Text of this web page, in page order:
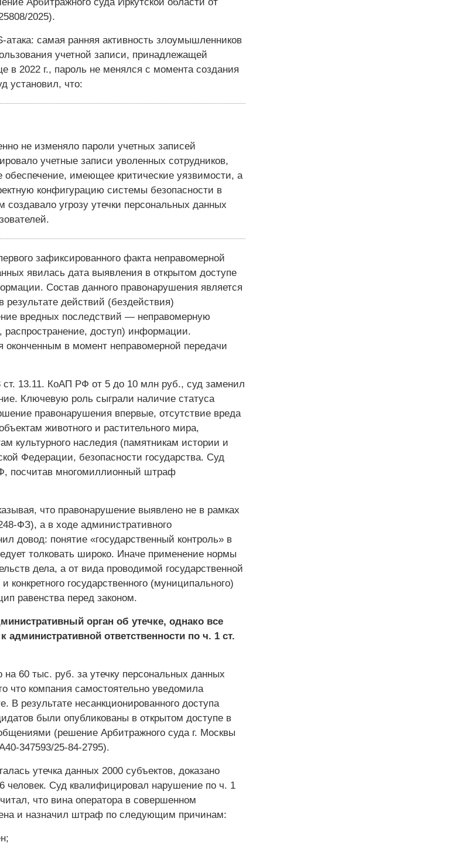
2025).
самая ранняя активность злоумышленников
учетной записи, принадлежащей
в 2022 г., пароль не менялся с момента создания
установил, что:
не изменяло пароли учетных записей
учетные записи уволенных сотрудников,
обеспечение, имеющее критические уязвимости, а
конфигурацию системы безопасности в
угрозу утечки персональных данных
зафиксированного факта неправомерной
явилась дата выявления в открытом доступе
Состав данного правонарушения является
результате действий (бездействия)
вредных последствий — неправомерную
распространение, доступ) информации.
оконченным в момент неправомерной передачи
13.11. КоАП РФ от 5 до 10 млн руб., суд заменил
Ключевую роль сыграли наличие статуса
правонарушения впервые, отсутствие вреда
животного и растительного мира,
культурного наследия (памятникам истории и
Федерации, безопасности государства. Суд
посчитав многомиллионный штраф
что правонарушение выявлено не в рамках
ФЗ), а в ходе административного
довод: понятие «государственный контроль» в
толковать широко. Иначе применение нормы
дела, а от вида проводимой государственной
конкретного государственного (муниципального)
равенства перед законом.
орган об утечке, однако все
ответственности по ч. 1 ст.
60 тыс. руб. за утечку персональных данных
что компания самостоятельно уведомила
В результате несанкционированного доступа
были опубликованы в открытом доступе в
(решение Арбитражного суда г. Москвы
347593/25-84-2795).
утечка данных 2000 субъектов, доказано
человек. Суд квалифицировал нарушение по ч. 1
что вина оператора в совершенном
и назначил штраф по следующим причинам: